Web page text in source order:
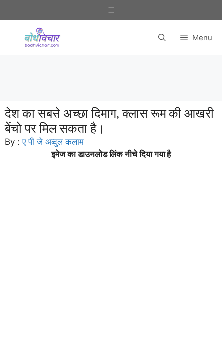
to
Menu
Menu
देश का सबसे अच्छा दिमाग, क्लास रूम की आखरी
बेंचो पर मिल सकता है।
By :ए पी जे अब्दुल कलाम
इमेज का डाउनलोड लिंक नीचे दिया गया है